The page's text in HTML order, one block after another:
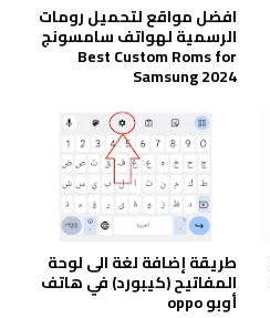
افضل مواقع لتحميل رومات
الرسمية لهواتف سامسونج
Best Custom Roms for
Samsung 2024
طريقة إضافة لغة الى لوحة
المفاتيح (كيبورد) في هاتف
أوبو oppo